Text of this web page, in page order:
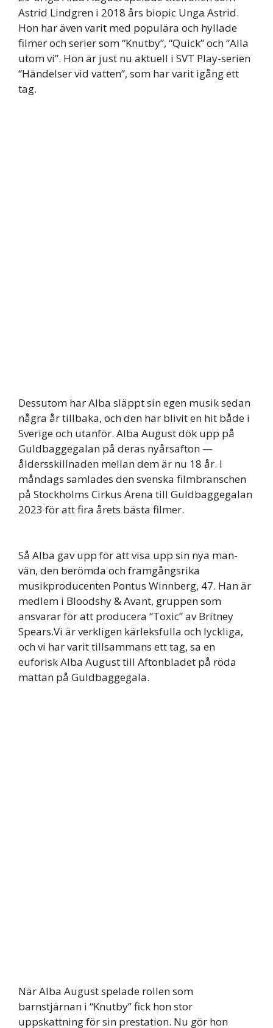
Astrid Lindgren i 2018 års biopic Unga Astrid.
Hon har även varit med populära och hyllade
filmer och serier som “Knutby”, “Quick” och “Alla
utom vi”. Hon är just nu aktuell i SVT Play-serien
“Händelser vid vatten”, som har varit igång ett
tag.
Dessutom har Alba släppt sin egen musik sedan
några år tillbaka, och den har blivit en hit både i
Sverige och utanför. Alba August dök upp på
Guldbaggegalan på deras nyårsafton —
åldersskillnaden mellan dem är nu 18 år. I
måndags samlades den svenska filmbranschen
på Stockholms Cirkus Arena till Guldbaggegalan
2023 för att fira årets bästa filmer.
Så Alba gav upp för att visa upp sin nya man-
vän, den berömda och framgångsrika
musikproducenten Pontus Winnberg, 47. Han är
medlem i Bloodshy & Avant, gruppen som
ansvarar för att producera “Toxic” av Britney
Spears.Vi är verkligen kärleksfulla och lyckliga,
och vi har varit tillsammans ett tag, sa en
euforisk Alba August till Aftonbladet på röda
mattan på Guldbaggegala.
När Alba August spelade rollen som
barnstjärnan i “Knutby” fick hon stor
uppskattning för sin prestation. Nu gör hon